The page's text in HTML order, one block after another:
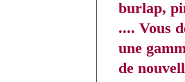
burlap,
.... Vous
une
de